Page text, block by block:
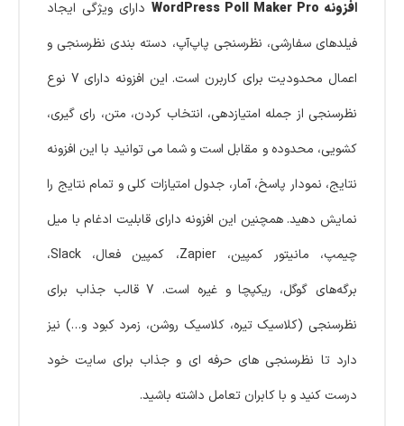
افزونه WordPress Poll Maker Pro
دارای ویژگی ایجاد
فیلدهای سفارشی، نظرسنجی پاپ‌آپ، دسته بندی نظرسنجی و
اعمال محدودیت برای کاربرن است. این افزونه دارای 7 نوع
نظرسنجی از جمله امتیازدهی، انتخاب کردن، متن، رای گیری،
کشویی، محدوده و مقابل است و شما می توانید با این افزونه
نتایج، نمودار پاسخ، آمار، جدول امتیازات کلی و تمام نتایج را
نمایش دهید. همچنین این افزونه دارای قابلیت ادغام با میل
چیمپ، مانیتور کمپین، Zapier، کمپین فعال، Slack،
برگه‌های گوگل، ریکپچا و غیره است. 7 قالب جذاب برای
نظرسنجی (کلاسیک تیره، کلاسیک روشن، زمرد کبود و…) نیز
دارد تا نظرسنجی های حرفه ای و جذاب برای سایت خود
درست کنید و با کابران تعامل داشته باشید.